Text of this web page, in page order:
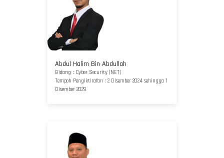
Abdul Halim Bin Abdullah
Bidang : Cyber Security (NET)
Tempoh Pengiktirafan : 2 Disember 2024 sehingga 1
Disember 2029